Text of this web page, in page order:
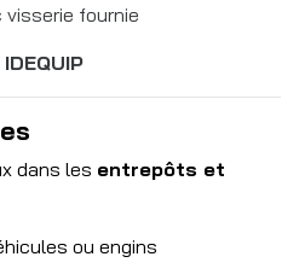
fournie
IDEQUIP
dans les entrepôts et
ou engins